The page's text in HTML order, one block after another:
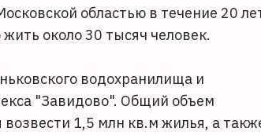
областью в течение 20
около 30 тысяч человек.
водохранилища и
"Завидово". Общий объем
1,5 млн кв.м жилья, а